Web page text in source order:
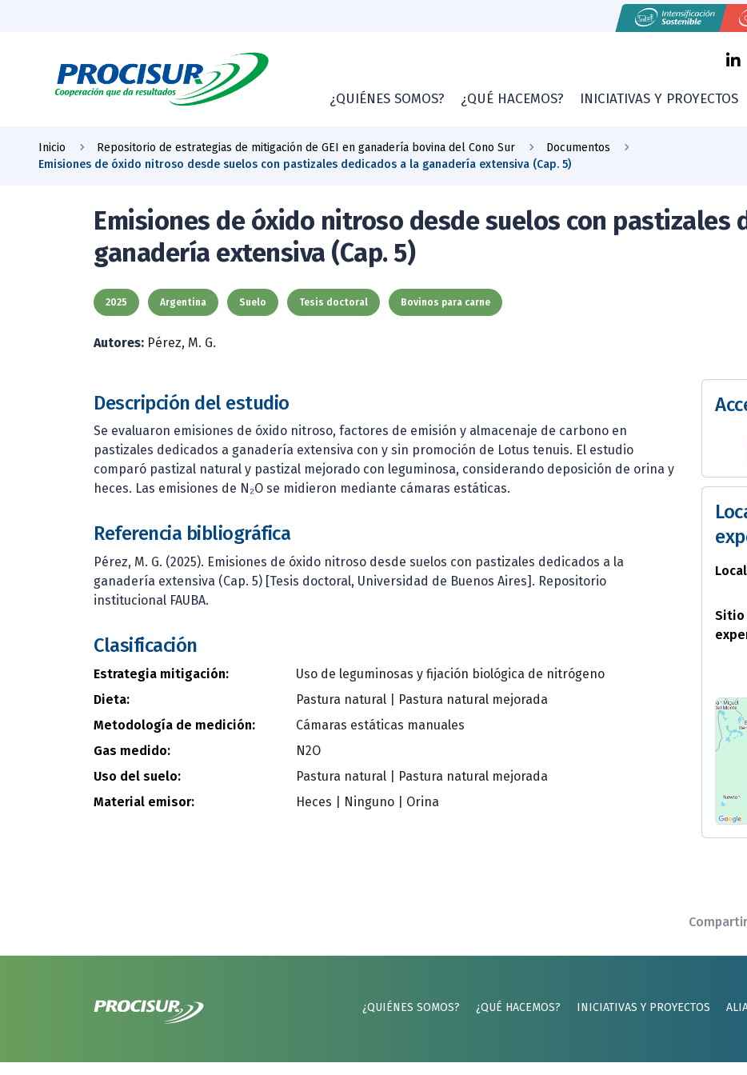
¿QUIÉNES SOMOS? ¿QUÉ HACEMOS? INICIATIVAS Y PROYECTOS
Inicio Repositorio de estrategias de mitigación de GEI en ganadería bovina del Cono Sur
Documentos
Emisiones de óxido nitroso desde suelos con pastizales dedicados a la ganadería extensiva (Cap. 5)
Emisiones de óxido nitroso desde suelos con pastizales
ganadería extensiva (Cap. 5)
2025 Argentina Suelo Tesis doctoral Bovinos para carne
Autores: Pérez, M. G.
Descripción del estudio
Se evaluaron emisiones de óxido nitroso, factores de emisión y almacenaje de carbono en
pastizales dedicados a ganadería extensiva con y sin promoción de Lotus tenuis. El estudio
comparó pastizal natural y pastizal mejorado con leguminosa, considerando deposición de orina y
heces. Las emisiones de N₂O se midieron mediante cámaras estáticas.
Referencia bibliográfica
Pérez, M. G. (2025). Emisiones de óxido nitroso desde suelos con pastizales dedicados a la
ganadería extensiva (Cap. 5) [Tesis doctoral, Universidad de Buenos Aires]. Repositorio
institucional FAUBA.
Clasificación
Estrategia mitigación:
Uso de leguminosas y fijación biológica de nitrógeno
Dieta:
Pastura natural
Pastura natural mejorada
Metodología de medición:
Cámaras estáticas manuales
Gas medido:
N2O
Uso del suelo:
Pastura natural
Pastura natural mejorada
Material emisor:
Heces Ninguno Orina
Sitio
¿QUIÉNES SOMOS? ¿QUÉ HACEMOS? INICIATIVAS Y PROYECTOS